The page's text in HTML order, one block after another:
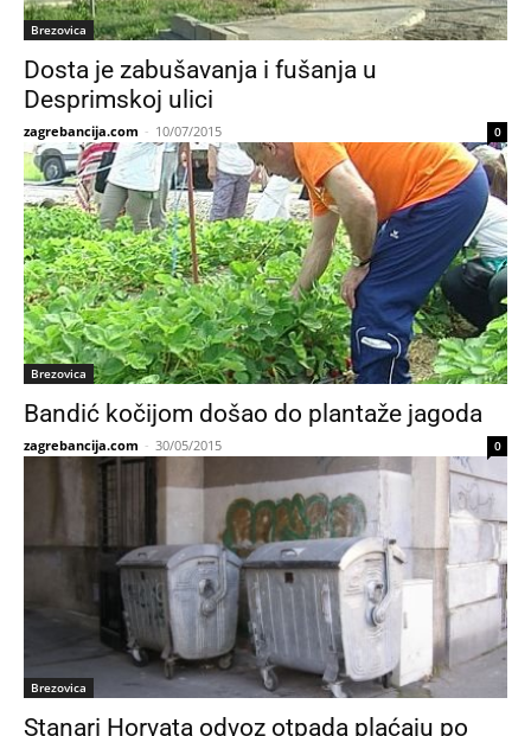
Brezovica
Dosta je zabušavanja i fušanja u
Desprimskoj ulici
zagrebancija.com - 10/07/2015 0
Brezovica
Bandić kočijom došao do plantaže jagoda
zagrebancija.com - 30/05/2015 0
Brezovica
Stanari Horvata odvoz otpada plaćaju po